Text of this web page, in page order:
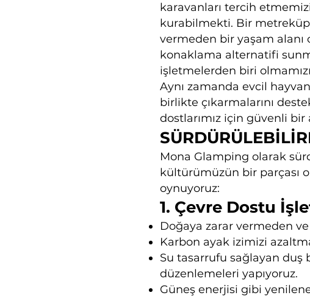
karavanları tercih
kurabilmekti. Bir
vermeden bir yaşam
konaklama alternatifi
işletmelerden biri
Aynı zamanda evcil
birlikte çıkarmalarını
dostlarımız için güvenli
Mona Glamping olarak
kültürümüzün bir parçası
oynuyoruz:
​1. Çevre Dostu
Doğaya zarar vermeden
Karbon ayak izimizi
Su tasarrufu sağlayan duş
düzenlemeleri yapıyoruz.
Güneş enerjisi gibi